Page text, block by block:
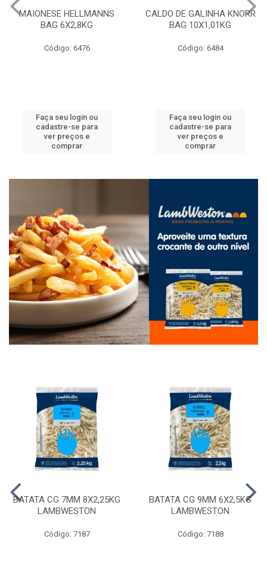
MAIONESE HELLMANNS
BAG 6X2,8KG
Código: 6476
Faça seu login ou
cadastre-se para
ver preços e
comprar
CALDO DE GALINHA KNORR
BAG 10X1,01KG
Código: 6484
Faça seu login ou
cadastre-se para
ver preços e
comprar
BATATA CG 7MM 8X2,25KG
LAMBWESTON
Código: 7187
BATATA CG 9MM 6X2,5KG
LAMBWESTON
Código: 7188